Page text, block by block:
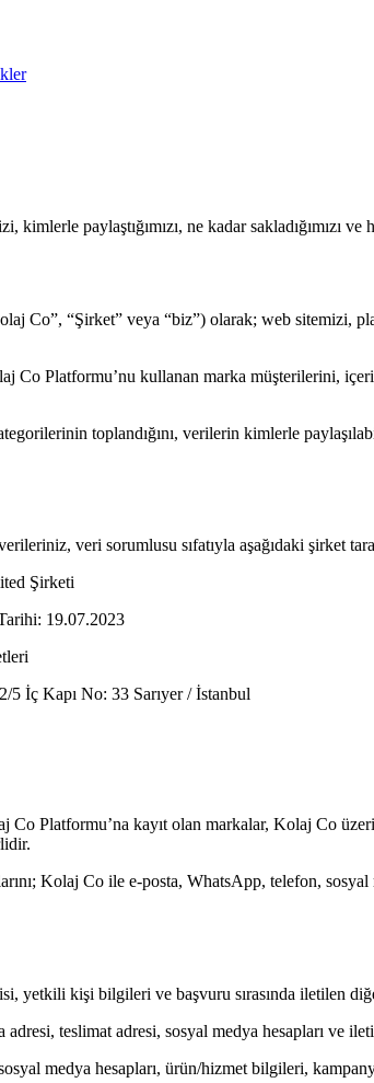
paylaştığımızı, ne kadar sakladığımızı ve
“Şirket” veya “biz”) olarak; web sitemizi,
Platformu’nu kullanan marka müşterilerini,
toplandığını, verilerin kimlerle
veri sorumlusu sıfatıyla aşağıdaki şirket
Şirketi
19.07.2023
5 İç Kapı No: 33 Sarıyer / İstanbul
Platformu’na kayıt olan markalar, Kolaj Co
Kolaj Co ile e-posta, WhatsApp, telefon,
yetkili kişi bilgileri ve başvuru sırasında iletilen
teslimat adresi, sosyal medya hesapları ve
medya hesapları, ürün/hizmet bilgileri,